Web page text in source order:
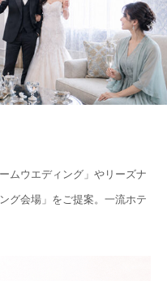
ムウエディング」やリーズナ
グ会場」をご提案。一流ホテ